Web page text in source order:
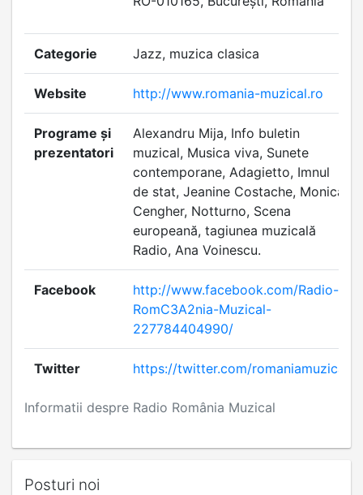
Informatii despre Radio România Muzical
Categorie Jazz, muzica clasica
Website http://www.romania-muzical.ro
Programe și
prezentatori
Alexandru Mija, Info buletin
muzical, Musica viva, Sunete
contemporane, Adagietto, Imnul
de stat, Jeanine Costache, Monica
Cengher, Notturno, Scena
europeană, tagiunea muzicală
Radio, Ana Voinescu.
Facebook
http://www.facebook.com/Radio-
RomC3A2nia-Muzical-
227784404990/
Twitter https://twitter.com/romaniamuzical
Posturi noi